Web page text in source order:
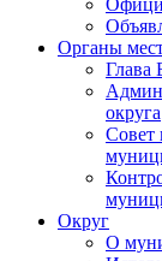
Органы
Глава
округа
Совет
Округ
О